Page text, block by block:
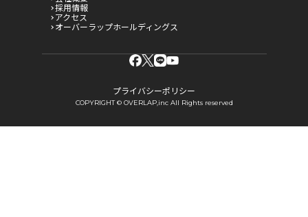
採用情報
アクセス
オーバーラップホールディングス
プライバシーポリシー
COPYRIGHT © OVERLAP,inc All Rights reserved